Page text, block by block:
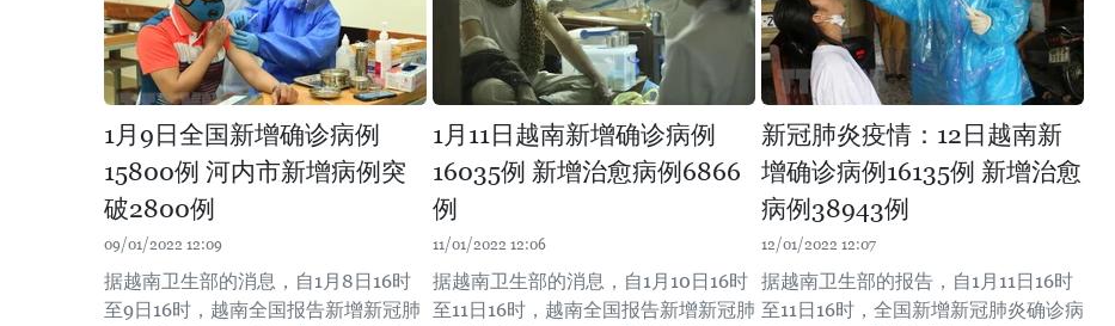
1月9日全国新增确诊病例
15800例 河内市新增病例突
破2800例
09/01/2022 12:09
据越南卫生部的消息，自1月8日16时
至9日16时，越南全国报告新增新冠肺
1月11日越南新增确诊病例
16035例 新增治愈病例6866
例
11/01/2022 12:06
据越南卫生部的消息，自1月10日16时
至11日16时，越南全国报告新增新冠肺
新冠肺炎疫情：12日越南新
增确诊病例16135例 新增治愈
病例38943例
12/01/2022 12:07
据越南卫生部的报告，自1月11日16时
至11日16时，全国新增新冠肺炎确诊病